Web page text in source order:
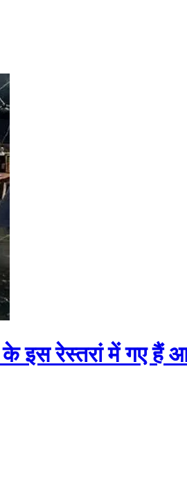
के इस रेस्तरां में गए हैं